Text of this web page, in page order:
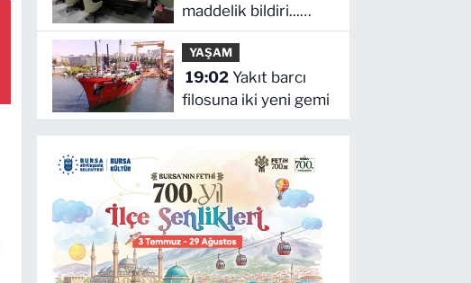
maddelik bildiri...
Terörsüz Türkiye,
bölgesel güvenlik ve
Gazze mesajı
YAŞAM
19:02 Yakıt barcı
filosuna iki yeni gemi